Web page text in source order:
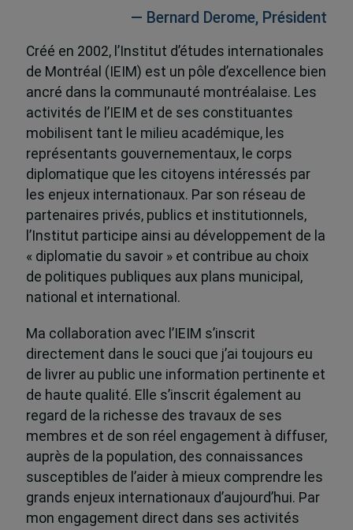
— Bernard Derome, Président
Créé en 2002, l’Institut d’études internationales
de Montréal (IEIM) est un pôle d’excellence bien
ancré dans la communauté montréalaise. Les
activités de l’IEIM et de ses constituantes
mobilisent tant le milieu académique, les
représentants gouvernementaux, le corps
diplomatique que les citoyens intéressés par
les enjeux internationaux. Par son réseau de
partenaires privés, publics et institutionnels,
l’Institut participe ainsi au développement de la
« diplomatie du savoir » et contribue au choix
de politiques publiques aux plans municipal,
national et international.
Ma collaboration avec l’IEIM s’inscrit
directement dans le souci que j’ai toujours eu
de livrer au public une information pertinente et
de haute qualité. Elle s’inscrit également au
regard de la richesse des travaux de ses
membres et de son réel engagement à diffuser,
auprès de la population, des connaissances
susceptibles de l’aider à mieux comprendre les
grands enjeux internationaux d’aujourd’hui. Par
mon engagement direct dans ses activités